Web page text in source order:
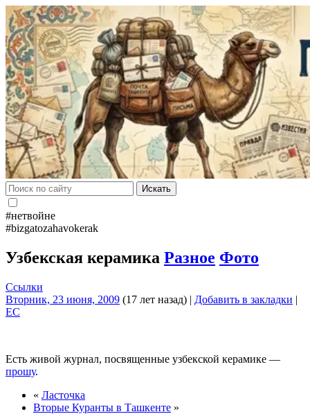
Искать
#нетвойне
#bizgatozahavokerak
Узбекская керамика Разное Фото
Ссылки
Вторник, 23 июня, 2009 (17 лет назад) | Добавить в закладки |
EC
Есть живой журнал, посвященные узбекской керамике —
прошу.
« Ласточка
Вторые Куранты в Ташкенте »